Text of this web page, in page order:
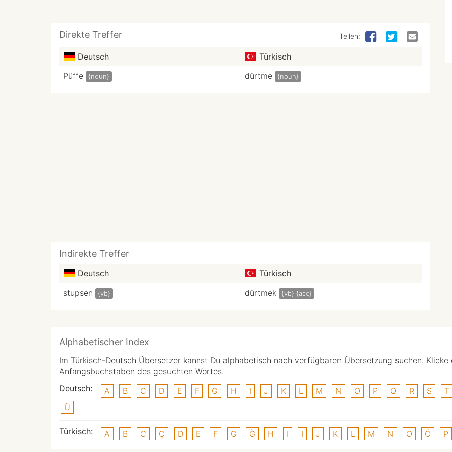
Direkte Treffer Teilen:
Deutsch
Türkisch
Püffe
{noun} dürtme {noun}
Indirekte Treffer
Deutsch
Türkisch
stupsen
{vb} dürtmek {vb} {acc}
Alphabetischer Index
Im Türkisch-Deutsch Übersetzer kannst Du alphabetisch nach verfügbaren Übersetzung suchen.
Anfangsbuchstaben des gesuchten Wortes.
Deutsch:
A B C D E F G H I J K L M N O P Q R S
T
Ü
Türkisch: A B C Ç D E F G Ğ H I I J K L M N O Ö P